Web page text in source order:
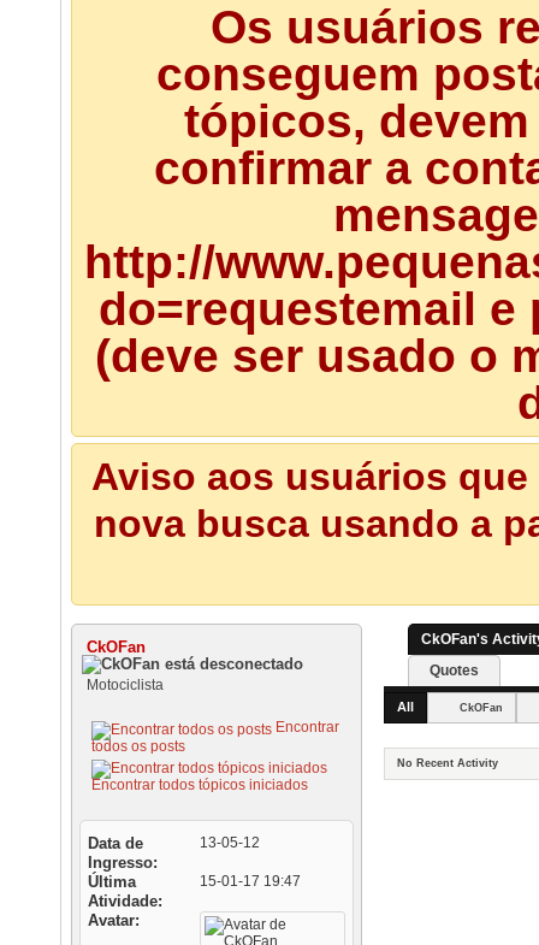
Os usuários
conseguem
tópicos,
confirmar a
http://
do=requestemail
(deve ser usado o
Aviso aos usuários
nova busca usando a
CkOFan
Motociclista
Encontrar
todos os posts
Encontrar todos tópicos iniciados
Data de
Ingresso
13-05-12
Última
Atividade
15-01-17 19:47
Avatar
CkOFan's
Quotes
All CkOFan
No Recent Activity